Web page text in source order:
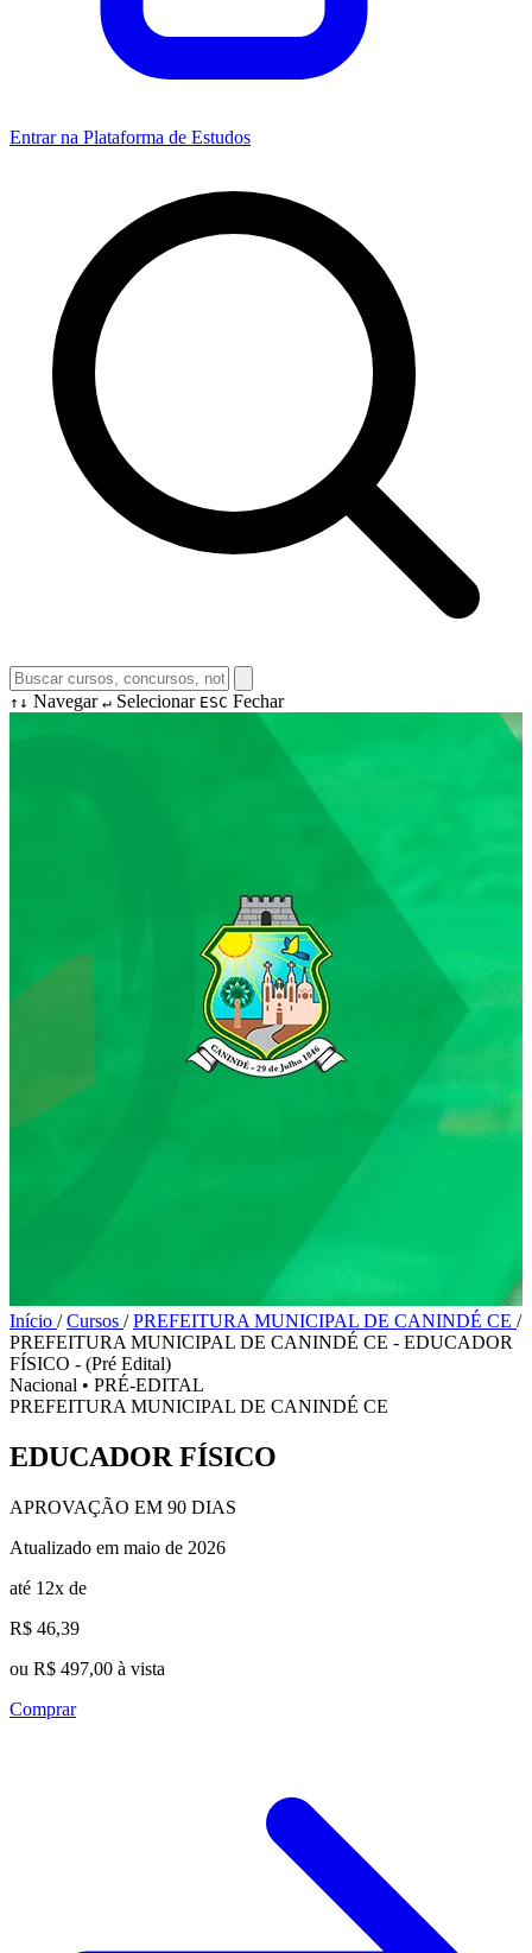
Entrar na Plataforma de Estudos
↑↓ Navegar ↵ Selecionar ESC Fechar
Início / Cursos / PREFEITURA MUNICIPAL DE CANINDÉ CE /
PREFEITURA MUNICIPAL DE CANINDÉ CE - EDUCADOR
FÍSICO - (Pré Edital)
Nacional • PRÉ-EDITAL
PREFEITURA MUNICIPAL DE CANINDÉ CE
EDUCADOR FÍSICO
APROVAÇÃO EM 90 DIAS
Atualizado em maio de 2026
até 12x de
R$ 46,39
ou R$ 497,00 à vista
Comprar